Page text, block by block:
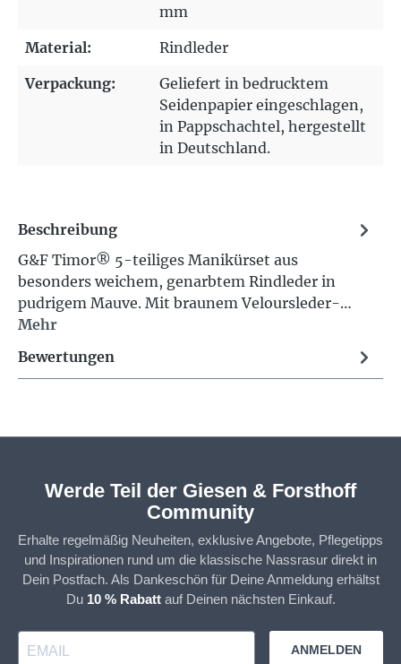
mm
Material:
Rindleder
Verpackung:
Geliefert in bedrucktem
Seidenpapier eingeschlagen,
in Pappschachtel, hergestellt
in Deutschland.
Beschreibung
G&F Timor® 5-teiliges Manikürset aus
besonders weichem, genarbtem Rindleder in
pudrigem Mauve. Mit braunem Veloursleder-…
Mehr
Bewertungen
Werde Teil der Giesen & Forsthoff
Community
Erhalte regelmäßig Neuheiten, exklusive Angebote, Pflegetipps
und Inspirationen rund um die klassische Nassrasur direkt in
Dein Postfach. Als Dankeschön für Deine Anmeldung erhältst
Du 10 % Rabattauf Deinen nächsten Einkauf.
ANMELDEN